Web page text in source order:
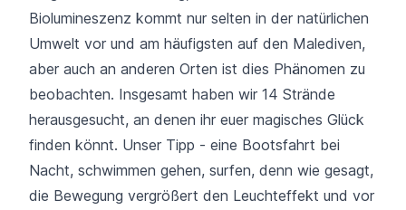
Biolumineszenz kommt nur selten in der natürlichen
Umwelt vor und am häufigsten auf den Malediven,
aber auch an anderen Orten ist dies Phänomen zu
beobachten. Insgesamt haben wir 14 Strände
herausgesucht, an denen ihr euer magisches Glück
finden könnt. Unser Tipp - eine Bootsfahrt bei
Nacht, schwimmen gehen, surfen, denn wie gesagt,
die Bewegung vergrößert den Leuchteffekt und vor